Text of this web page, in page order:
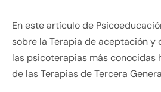
En este artículo de
sobre la Terapia de aceptación y
las psicoterapias más conocidas
de las Terapias de Tercera